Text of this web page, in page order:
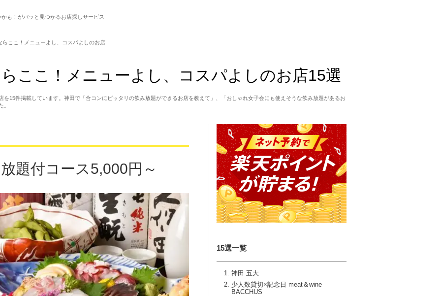
かも！がパッと見つかるお店探しサービス
らここ！メニューよし、コスパよしのお店
ここ！メニューよし、コスパよしのお店15選
15件掲載しています。神田で「合コンにピッタリの飲み放題ができるお店を教えて」、「おしゃれ女子会にも使えそうな飲み放題があるお
。
15選一覧
神田 五大
少人数貸切×記念日 meat＆wine
BACCHUS
題付コース5,000円～